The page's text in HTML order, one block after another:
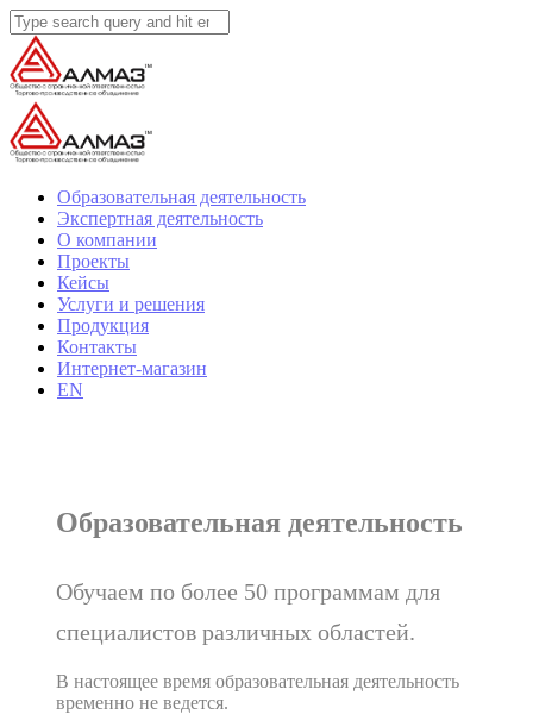
Образовательная деятельность
Экспертная деятельность
О компании
Проекты
Кейсы
Услуги и решения
Продукция
Контакты
Интернет-магазин
EN
Образовательная деятельность
Обучаем по более 50 программам для
специалистов различных областей.
В настоящее время образовательная деятельность
временно не ведется.